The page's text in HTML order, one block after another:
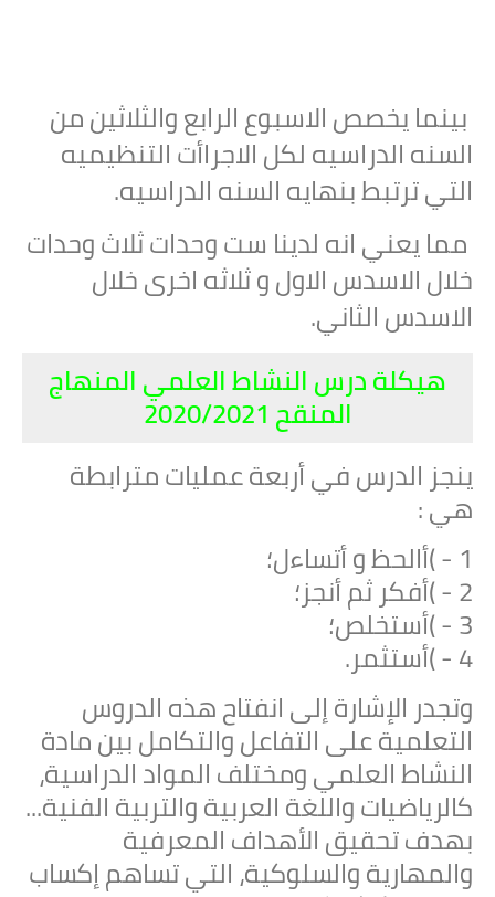
بينما يخصص الاسبوع الرابع والثلاثين من
السنه الدراسيه لكل الاجراأت التنظيميه
التي ترتبط بنهايه السنه الدراسيه.
مما يعني انه لدينا ست وحدات ثلاث وحدات
خلال الاسدس الاول و ثلاثه اخرى خلال
الاسدس الثاني.
هيكلة درس النشاط العلمي المنهاج
المنقح 2020/2021
ينجز الدرس في أربعة عمليات مترابطة
هي :
1 - )أالحظ و أتساءل؛
2 - )أفكر ثم أنجز؛
3 - )أستخلص؛
4 - )أستثمر.
وتجدر الإشارة إلى انفتاح هذه الدروس
التعلمية على التفاعل والتكامل بين مادة
النشاط العلمي ومختلف المواد الدراسية،
كالرياضيات واللغة العربية والتربية الفنية...
بهدف تحقيق الأهداف المعرفية
والمهارية والسلوكية، التي تساهم إكساب